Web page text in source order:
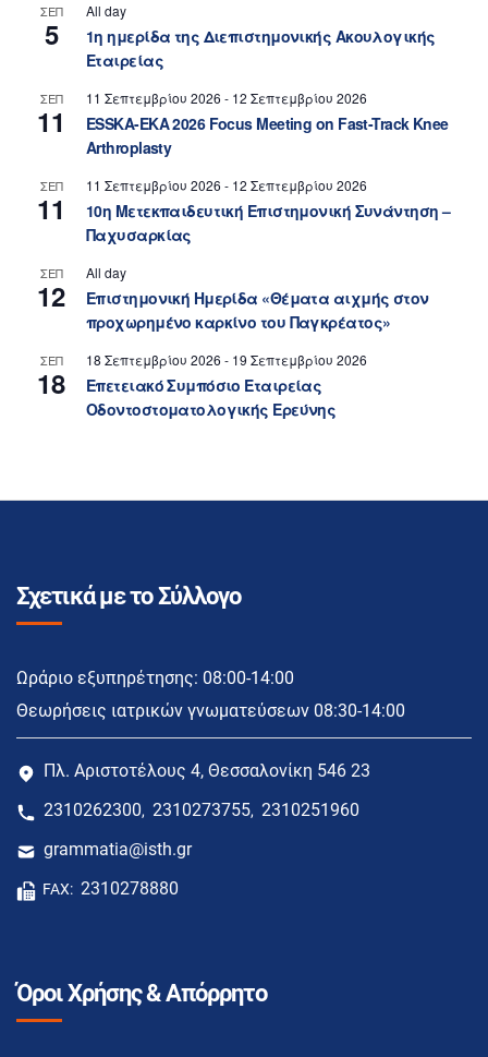
ΣΕΠ
5
All day
1η ημερίδα της Διεπιστημονικής Ακουλογικής
Εταιρείας
ΣΕΠ
11
11 Σεπτεμβρίου 2026 - 12 Σεπτεμβρίου 2026
ESSKA-EKA 2026 Focus Meeting on Fast-Track Knee
Arthroplasty
ΣΕΠ
11
11 Σεπτεμβρίου 2026 - 12 Σεπτεμβρίου 2026
10η Μετεκπαιδευτική Επιστημονική Συνάντηση –
Παχυσαρκίας
ΣΕΠ
12
All day
Επιστημονική Ημερίδα «Θέματα αιχμής στον
προχωρημένο καρκίνο του Παγκρέατος»
ΣΕΠ
18
18 Σεπτεμβρίου 2026 - 19 Σεπτεμβρίου 2026
Επετειακό Συμπόσιο Εταιρείας
Οδοντοστοματολογικής Ερεύνης
Σχετικά με το Σύλλογο
Ωράριο εξυπηρέτησης: 08:00-14:00
Θεωρήσεις ιατρικών γνωματεύσεων 08:30-14:00
Πλ. Αριστοτέλους 4, Θεσσαλονίκη 546 23
2310262300, 2310273755, 2310251960
grammatia@isth.gr
FAX: 2310278880
Όροι Χρήσης & Απόρρητο